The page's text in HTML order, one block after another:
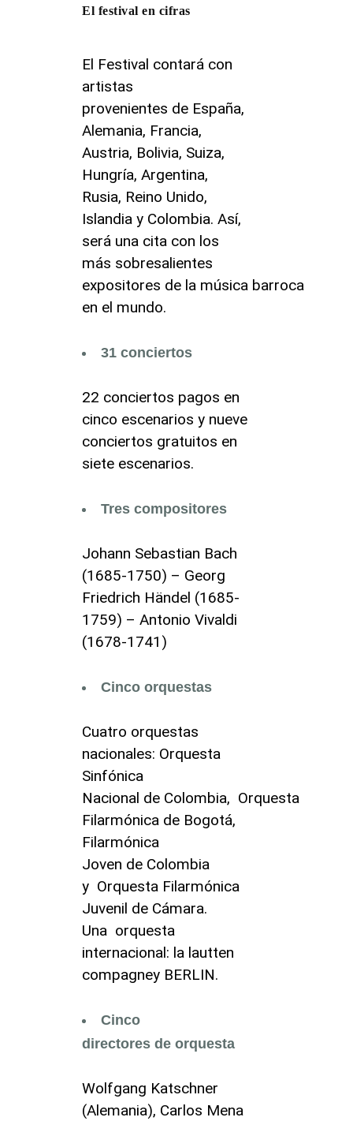
El festival en cifras
El Festival contará con
artistas
provenientes de España,
Alemania, Francia,
Austria, Bolivia, Suiza,
Hungría, Argentina,
Rusia, Reino Unido,
Islandia y Colombia. Así,
será una cita con los
más sobresalientes
expositores de la música barroca
en el mundo.
31 conciertos
22 conciertos pagos en
cinco escenarios y nueve
conciertos gratuitos en
siete escenarios.
Tres compositores
Johann Sebastian Bach
(1685-1750) – Georg
Friedrich Händel (1685-
1759) – Antonio Vivaldi
(1678-1741)
Cinco orquestas
Cuatro orquestas
nacionales: Orquesta
Sinfónica
Nacional de Colombia, Orquesta
Filarmónica de Bogotá,
Filarmónica
Joven de Colombia
y Orquesta Filarmónica
Juvenil de Cámara.
Una orquesta
internacional: la lautten
compagney BERLIN.
Cinco
directores de orquesta
Wolfgang Katschner
(Alemania), Carlos Mena